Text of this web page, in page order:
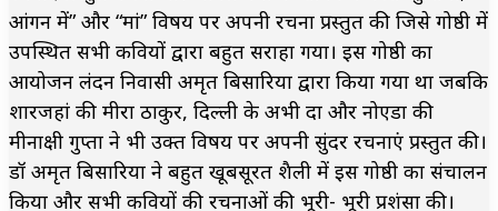
आंगन में” और “मां” विषय पर अपनी रचना प्रस्तुत की जिसे गोष्ठी में
उपस्थित सभी कवियों द्वारा बहुत सराहा गया। इस गोष्ठी का
आयोजन लंदन निवासी अमृत बिसारिया द्वारा किया गया था जबकि
शारजहां की मीरा ठाकुर, दिल्ली के अभी दा और नोएडा की
मीनाक्षी गुप्ता ने भी उक्त विषय पर अपनी सुंदर रचनाएं प्रस्तुत की।
डॉ अमृत बिसारिया ने बहुत खूबसूरत शैली में इस गोष्ठी का संचालन
किया और सभी कवियों की रचनाओं की भूरी- भूरी प्रशंसा की।